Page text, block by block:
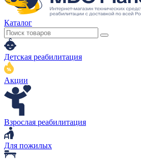
Каталог
Детская реабилитация
Акции
Взрослая реабилитация
Для пожилых